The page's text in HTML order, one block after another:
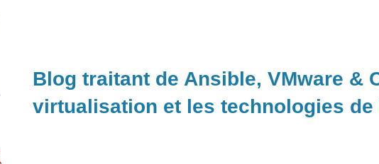
Blog traitant de Ansible, VMware &
virtualisation et les technologies de